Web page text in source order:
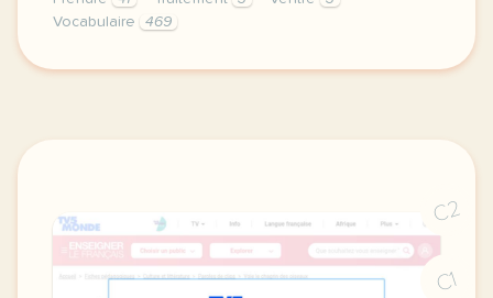
Vocabulaire
469
image e psychiatrie frcette derniere semaine de
C2
C1